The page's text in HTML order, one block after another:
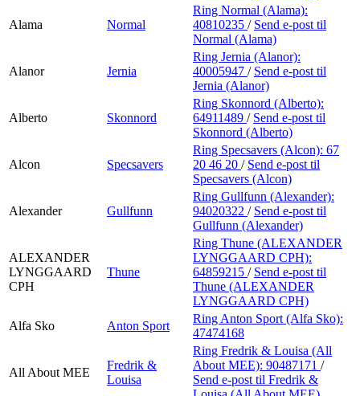
Alama Normal
Ring Normal (Alama):
40810235 / Send e-post til
Normal (Alama)
Alanor Jernia
Ring Jernia (Alanor):
40005947 / Send e-post til
Jernia (Alanor)
Alberto Skonnord
Ring Skonnord (Alberto):
64911489 / Send e-post til
Skonnord (Alberto)
Alcon Specsavers
Ring Specsavers (Alcon): 67
20 46 20 / Send e-post til
Specsavers (Alcon)
Alexander Gullfunn
Ring Gullfunn (Alexander):
94020322 / Send e-post til
Gullfunn (Alexander)
ALEXANDER
LYNGGAARD
CPH
Thune
Ring Thune (ALEXANDER
LYNGGAARD CPH):
64859215 / Send e-post til
Thune (ALEXANDER
LYNGGAARD CPH)
Alfa Sko
Anton Sport
Ring Anton Sport (Alfa Sko):
47474168
All About MEE
Fredrik &
Louisa
Ring Fredrik & Louisa (All
About MEE): 90487171 /
Send e-post til Fredrik &